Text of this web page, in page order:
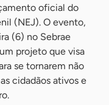
oficial do
(NEJ). O evento,
(6) no Sebrae
projeto que visa
se tornarem não
cidadãos ativos e